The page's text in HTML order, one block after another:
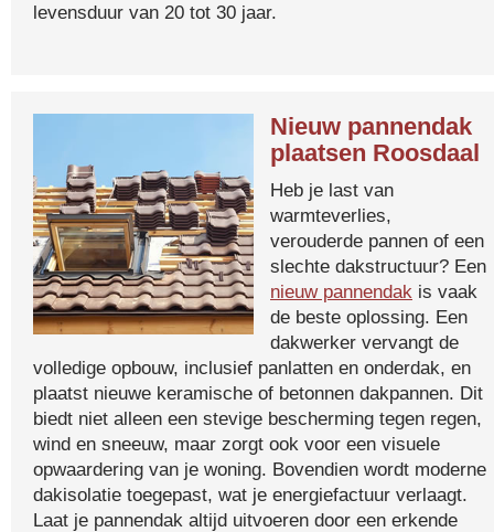
levensduur van 20 tot 30 jaar.
Nieuw pannendak
plaatsen Roosdaal
Heb je last van
warmteverlies,
verouderde pannen of een
slechte dakstructuur? Een
nieuw pannendak is vaak
de beste oplossing. Een
dakwerker vervangt de
volledige opbouw, inclusief panlatten en onderdak, en
plaatst nieuwe keramische of betonnen dakpannen. Dit
biedt niet alleen een stevige bescherming tegen regen,
wind en sneeuw, maar zorgt ook voor een visuele
opwaardering van je woning. Bovendien wordt moderne
dakisolatie toegepast, wat je energiefactuur verlaagt.
Laat je pannendak altijd uitvoeren door een erkende